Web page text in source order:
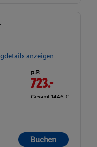
anzeigen
p.P.
723.-
Gesamt 1446 €
Buchen